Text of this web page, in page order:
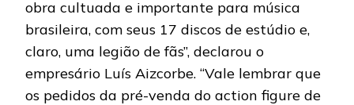
obra cultuada e importante para música
brasileira, com seus 17 discos de estúdio e,
claro, uma legião de fãs”, declarou o
empresário Luís Aizcorbe. “Vale lembrar que
os pedidos da pré-venda do action figure de